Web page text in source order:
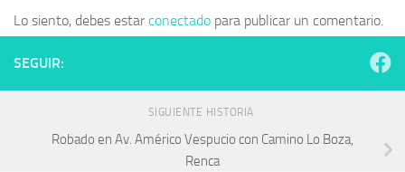
Lo siento, debes estarconectado para publicar un comentario.
SEGUIR:
SIGUIENTE HISTORIA
Robado en Av. Américo Vespucio con Camino Lo Boza,
Renca